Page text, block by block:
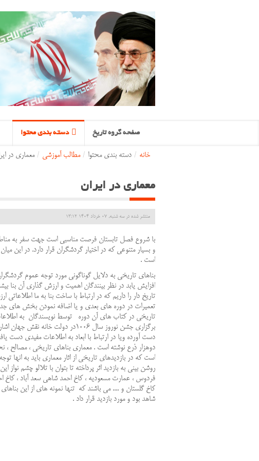
صفحه گروه تاریخ دسته بندی محتوا
خانه / دسته بندی محتوا / مطالب آموزشی / معماری در
معماری در ایران
منتشر شده در سه شنبه, 07 خرداد 1404 13:12
با شروع فصل تابستان فرصت مناسبی است جهت سفر به
و بسیار متنوعی که در اختیار گردشگران قرار دارد. در این
است .
بناهای تاریخی به دلایل گوناگونی مورد توجه عموم
افزایش یابد در نظر بینندگان اهمیت و ارزش گذاری آن
تاریخ دار را داریم که در ارتباط با ساخت بنا به ما
تعمیرات در دوره های بعدی و یا اضافه نمودن بخش های
تاریخی در کتاب های آن دوره توسط نویسندگان به
برگزاری جشن نوروز سال 1006در
دست آورده ویا در ارتباط با ابعاد به اطلاعات مفیدی دست
دوهزار ذرع نوشته است . معماری بناهای تاریخی ، مصالح
است که در بازدیدهای تاریخی از اثار معماری باید به انها
روشن بینی به بازدید اثر پرداخته تا بتوان با تلالو چشم نواز
فردوس ، عمارت مسعودیه ، کاخ احمد شاهی سعد آباد ، کاخ
کاخ گلستان و .... می باشند که تنها نمونه های از این
شاهد بود و مورد بازدید قرار داد .